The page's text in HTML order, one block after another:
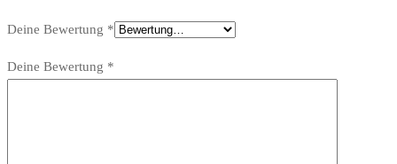
Deine Bewertung *
Deine Bewertung *